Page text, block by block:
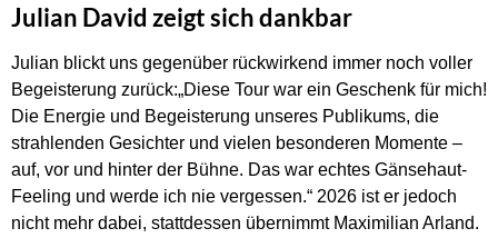
Julian David zeigt sich dankbar
Julian blickt uns gegenüber rückwirkend immer noch voller
Begeisterung zurück:„Diese Tour war ein Geschenk für mich!
Die Energie und Begeisterung unseres Publikums, die
strahlenden Gesichter und vielen besonderen Momente –
auf, vor und hinter der Bühne. Das war echtes Gänsehaut-
Feeling und werde ich nie vergessen.“ 2026 ist er jedoch
nicht mehr dabei, stattdessen übernimmt Maximilian Arland.